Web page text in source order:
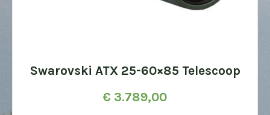
Swarovski ATX 25-60×85 Telescoop
€ 3.789,00